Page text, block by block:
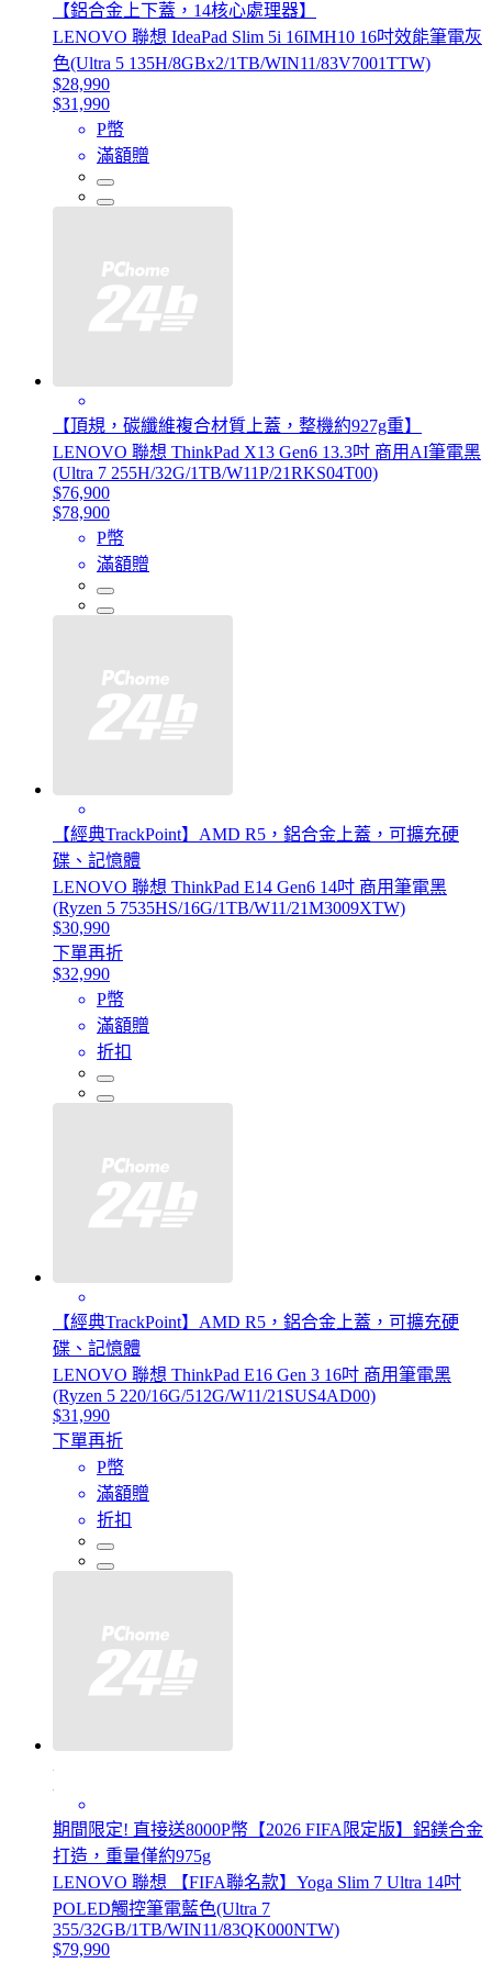
【鋁合金上下蓋，14核心處理器】
LENOVO 聯想 IdeaPad Slim 5i 16IMH10 16吋效能筆電灰
色(Ultra 5 135H/8GBx2/1TB/WIN11/83V7001TTW)
$28,990
$31,990
P幣
滿額贈
【頂規，碳纖維複合材質上蓋，整機約927g重】
LENOVO 聯想 ThinkPad X13 Gen6 13.3吋 商用AI筆電黑
(Ultra 7 255H/32G/1TB/W11P/21RKS04T00)
$76,900
$78,900
P幣
滿額贈
【經典TrackPoint】AMD R5，鋁合金上蓋，可擴充硬
碟、記憶體
LENOVO 聯想 ThinkPad E14 Gen6 14吋 商用筆電黑
(Ryzen 5 7535HS/16G/1TB/W11/21M3009XTW)
$30,990
下單再折
$32,990
P幣
滿額贈
折扣
【經典TrackPoint】AMD R5，鋁合金上蓋，可擴充硬
碟、記憶體
LENOVO 聯想 ThinkPad E16 Gen 3 16吋 商用筆電黑
(Ryzen 5 220/16G/512G/W11/21SUS4AD00)
$31,990
下單再折
P幣
滿額贈
折扣
期間限定! 直接送8000P幣【2026 FIFA限定版】鋁鎂合金
打造，重量僅約975g
LENOVO 聯想 【FIFA聯名款】Yoga Slim 7 Ultra 14吋
POLED觸控筆電藍色(Ultra 7
355/32GB/1TB/WIN11/83QK000NTW)
$79,990